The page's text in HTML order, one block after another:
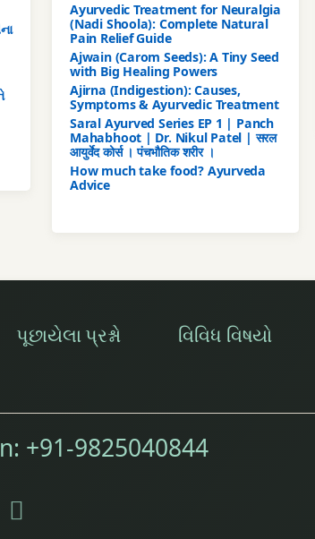
Ayurvedic Treatment for Neuralgia
(Nadi Shoola): Complete Natural
Pain Relief Guide
Ajwain (Carom Seeds): A Tiny Seed
with Big Healing Powers
Ajirna (Indigestion): Causes,
Symptoms & Ayurvedic Treatment
Saral Ayurved Series EP 1 | Panch
Mahabhoot | Dr. Nikul Patel | सरल
आयुर्वेद कोर्स । पंचभौतिक शरीर ।
How much take food? Ayurveda
Advice
પૂછાયેલા પ્રશ્નો વિવિધ વિષયો
+91-9825040844
E-mail